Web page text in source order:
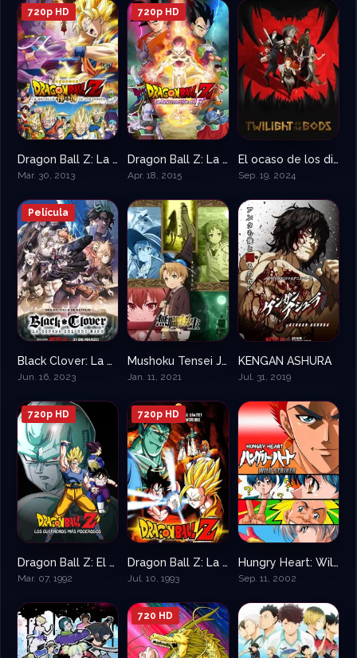
7.1
720p HD
Dragon Ball Z: La Batalla de los Dioses
Mar. 30, 2013
7.2
720p HD
Dragon Ball Z: La resurrección de Freezer
Apr. 18, 2015
9.667El ocaso de los dioses
Sep. 19, 2024
8.4
Película
Black Clover: La espada del rey mago
Jun. 16, 2023
8.533Mushoku Tensei Jobless Reincarnation
Jan. 11, 2021
8.35
KENGAN ASHURA
Jul. 31, 2019
6.9
720p HD
Dragon Ball Z: El Regreso de Cooler
Mar. 07, 1992
7.1
720p HD
Dragon Ball Z: La Glaxia corre peligro
Jul. 10, 1993
7.9Hungry Heart: Wild Striker
Sep. 11, 2002
720 HD